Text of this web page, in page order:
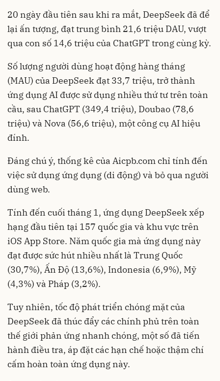
20 ngày đầu tiên sau khi ra mắt, DeepSeek đã để
lại ấn tượng, đạt trung bình 21,6 triệu DAU, vượt
qua con số 14,6 triệu của ChatGPT trong cùng kỳ.
Số lượng người dùng hoạt động hàng tháng
(MAU) của DeepSeek đạt 33,7 triệu, trở thành
ứng dụng AI được sử dụng nhiều thứ tư trên toàn
cầu, sau ChatGPT (349,4 triệu), Doubao (78,6
triệu) và Nova (56,6 triệu), một công cụ AI hiệu
đính.
Đáng chú ý, thống kê của Aicpb.com chỉ tính đến
việc sử dụng ứng dụng (di động) và bỏ qua người
dùng web.
Tính đến cuối tháng 1, ứng dụng DeepSeek xếp
hạng đầu tiên tại 157 quốc gia và khu vực trên
iOS App Store. Năm quốc gia mà ứng dụng này
đạt được sức hút nhiều nhất là Trung Quốc
(30,7%), Ấn Độ (13,6%), Indonesia (6,9%), Mỹ
(4,3%) và Pháp (3,2%).
Tuy nhiên, tốc độ phát triển chóng mặt của
DeepSeek đã thúc đẩy các chính phủ trên toàn
thế giới phản ứng nhanh chóng, một số đã tiến
hành điều tra, áp đặt các hạn chế hoặc thậm chí
cấm hoàn toàn ứng dụng này.